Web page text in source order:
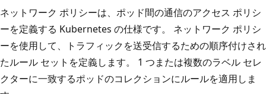
ネットワーク ポリシーは、ポッド間の通信のアクセス ポリシ
ーを定義する Kubernetes の仕様です。 ネットワーク ポリシ
ーを使用して、トラフィックを送受信するための順序付けされ
たルール セットを定義します。 1 つまたは複数のラベル セレ
クターに一致するポッドのコレクションにルールを適用しま